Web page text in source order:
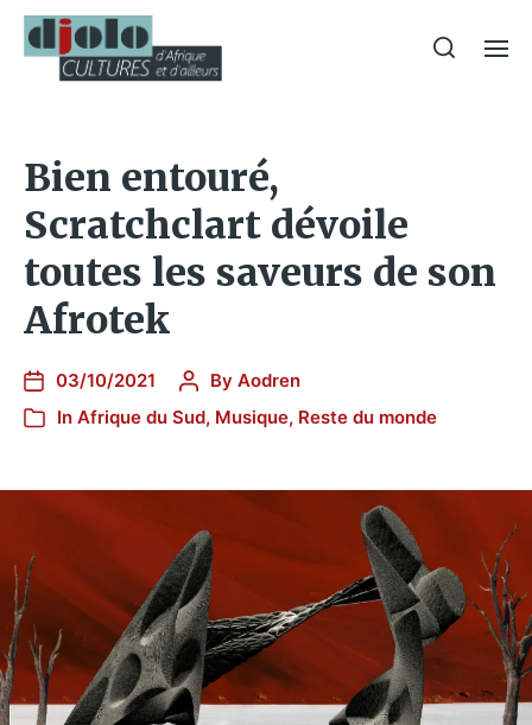
Bien entouré,
Scratchclart dévoile
toutes les saveurs de son
Afrotek
03/10/2021 By Aodren
In Afrique du Sud, Musique, Reste du monde